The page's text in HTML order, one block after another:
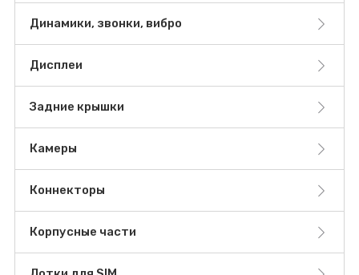
Динамики, звонки, вибро
Дисплеи
Задние крышки
Камеры
Коннекторы
Корпусные части